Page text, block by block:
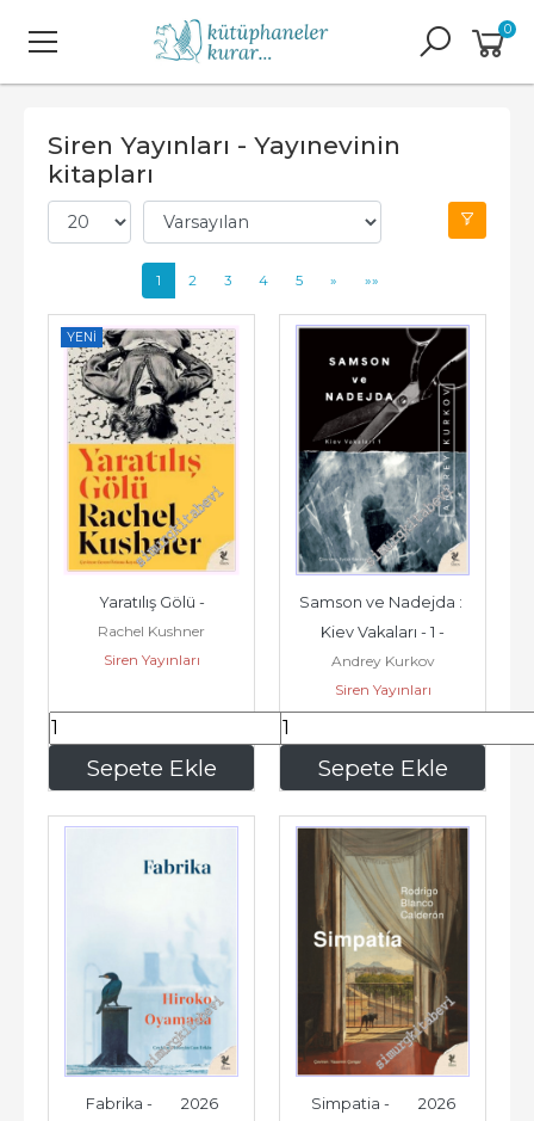
0
Siren Yayınları - Yayınevinin
kitapları
1 2 3 4 5 » »»
YENI
Sepete Ekle
Yaratılış Gölü -
Rachel Kushner
Siren Yayınları
448,00 Sepete Ekle
Samson ve Nadejda :
Kiev Vakaları - 1 -
Andrey Kurkov
Siren Yayınları
304,00
Fabrika -        2026
Simpatia -        2026